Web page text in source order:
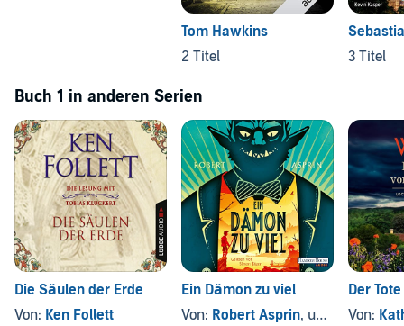
Tom Hawkins
2 Titel
3 Titel
Buch 1 in anderen Serien
Die Säulen der Erde
Von: Ken Follett
Ein Dämon zu viel
Von: Robert Asprin, und andere
Der
Von: